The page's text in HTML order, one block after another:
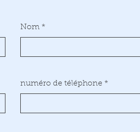
Nom
numéro de téléphone